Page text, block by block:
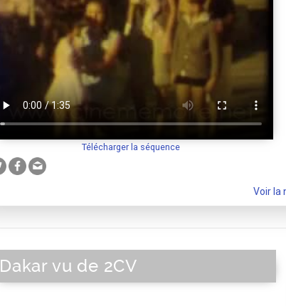
Télécharger la séquence
Voir la
Dakar vu de 2CV